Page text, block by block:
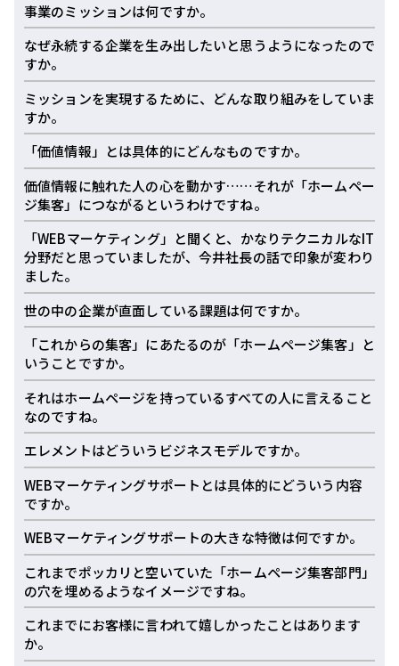
事業のミッションは何ですか。
なぜ永続する企業を生み出したいと思うようになったので
すか。
ミッションを実現するために、どんな取り組みをしていま
すか。
「価値情報」とは具体的にどんなものですか。
価値情報に触れた人の心を動かす……それが「ホームペー
ジ集客」につながるというわけですね。
「WEBマーケティング」と聞くと、かなりテクニカルなIT
分野だと思っていましたが、今井社長の話で印象が変わり
ました。
世の中の企業が直面している課題は何ですか。
「これからの集客」にあたるのが「ホームページ集客」と
いうことですか。
それはホームページを持っているすべての人に言えること
なのですね。
エレメントはどういうビジネスモデルですか。
WEBマーケティングサポートとは具体的にどういう内容
ですか。
WEBマーケティングサポートの大きな特徴は何ですか。
これまでポッカリと空いていた「ホームページ集客部門」
の穴を埋めるようなイメージですね。
これまでにお客様に言われて嬉しかったことはあります
か。